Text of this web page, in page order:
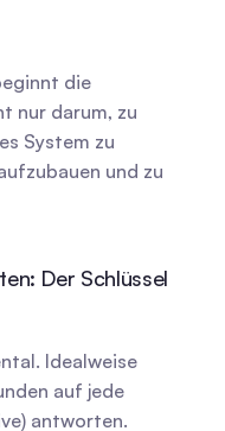
die
nur darum, zu
System zu
und zu
Der Schlüssel
Idealweise
auf jede
antworten.